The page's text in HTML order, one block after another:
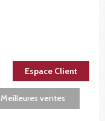
Espace Client
Meilleures ventes